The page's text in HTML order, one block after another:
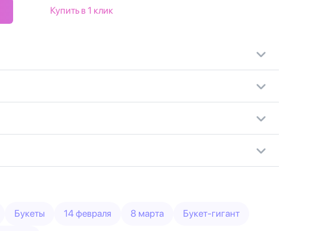
Купить в 1 клик
Букеты 14 февраля 8 марта Букет-гигант